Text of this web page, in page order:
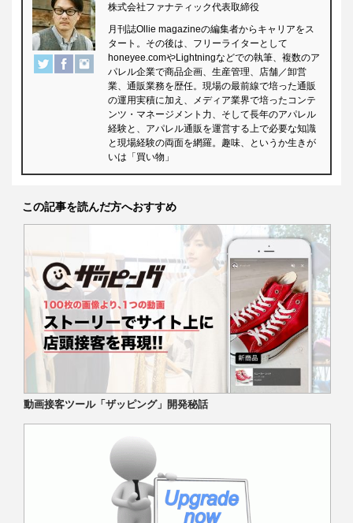
株式会社ファナティック代表取締役
月刊誌Ollie magazineの編集者からキャリアをス
タート。その後は、フリーライターとして
honeyee.comやLightningなどでの執筆、複数のア
パレル企業で商品企画、生産管理、店舗／卸営
業、通販業務を歴任。現場の最前線で培った通販
の運用実積に加え、メディア業界で培ったコンテ
ンツ・マネージメント力、そして長年のアパレル
経験と、アパレル通販を運営する上で必要な知識
と現場経験の両面を網羅。趣味、というか生きが
いは「買い物」
この記事を読んだ方へおすすめ
動画接客ツール「ザッピング」開発秘話